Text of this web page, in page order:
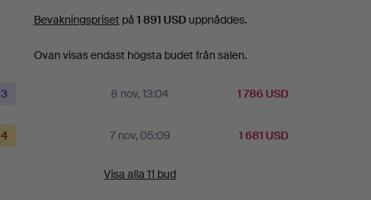
Bevakningspriset på 1 891 USDuppnåddes.
Ovan visas endast högsta budet från salen.
3 8 nov, 13:04 1 786 USD
4 7 nov, 05:09 1 681 USD
Visa alla 11 bud